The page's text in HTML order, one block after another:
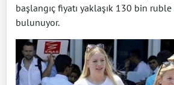
başlangıç fiyatı yaklaşık 130 bin
bulunuyor.